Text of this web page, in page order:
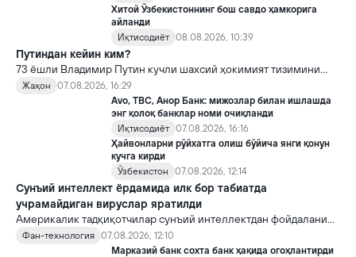
Хитой Ўзбекистоннинг бош савдо ҳамкорига
айланди
Иқтисодиёт 08.08.2026, 10:39
Путиндан кейин ким?
73 ёшли Владимир Путин кучли шахсий ҳокимият тизимини
яратди, аммо ундан кейин ким келиши ва ҳокимиятни
топшириш механизми ҳали ноаниқ. Таҳлилчилар фикрича, бу
Кремлда ворислик жангига олиб келиши мумкин.
Жаҳон
07.08.2026, 16:29
Avo, TBC, Анор Банк: мижозлар билан ишлашда
энг қолоқ банклар номи очиқланди
Иқтисодиёт 07.08.2026, 16:16
Ҳайвонларни рўйхатга олиш бўйича янги қонун
кучга кирди
Ўзбекистон
07.08.2026, 12:14
Сунъий интеллект ёрдамида илк бор табиатда
учрамайдиган вируслар яратилди
Америкалик тадқиқотчилар сунъий интеллектдан фойдаланиб
16 та вирус яратди. Бу кашфиёт янги ютуқларга умид уйғотиш
билан бирга, ундан нотўғри мақсадда фойдаланиш борасидаги
Фан-технология 07.08.2026, 12:10
Марказий банк сохта банк ҳақида огоҳлантирди